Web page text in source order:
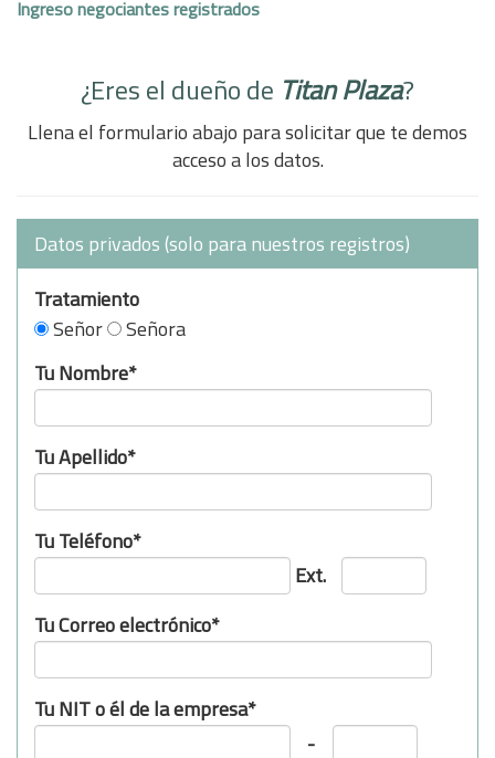
Ingreso negociantes registrados
¿Eres el dueño de Titan Plaza?
Llena el formulario abajo para solicitar que te demos
acceso a los datos.
Datos privados (solo para nuestros registros)
Tratamiento
Señor
Señora
Tu Nombre*
Tu Apellido*
Tu Teléfono*
Ext.
Tu Correo electrónico*
Tu NIT o él de la empresa*
-